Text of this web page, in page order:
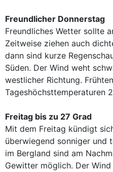
Freundlicher Donnerstag
Freundliches Wetter sollte
Zeitweise ziehen auch
dann sind kurze
Süden. Der Wind weht
westlicher Richtung.
Tageshöchsttemperaturen
Freitag bis zu 27 Grad
Mit dem Freitag kündigt
überwiegend sonniger und
im Bergland sind am
Gewitter möglich. Der